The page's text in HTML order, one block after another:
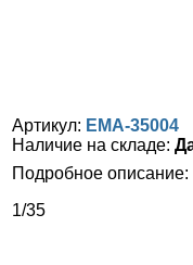
Артикул: EMA-35004
Наличие на складе:
Подробное описание:
1/35